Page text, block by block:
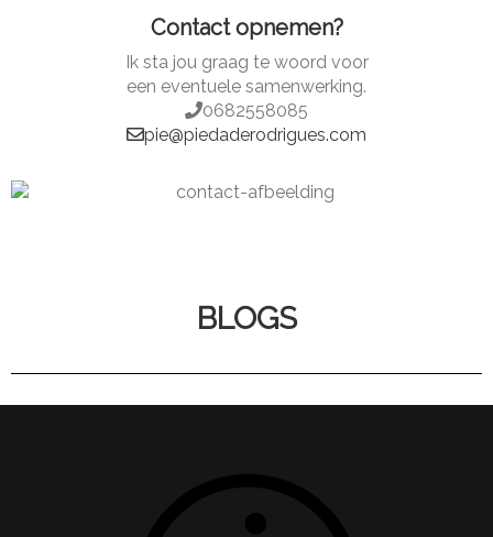
Contact opnemen?
Ik sta jou graag te woord voor
een eventuele samenwerking.
0682558085
pie@piedaderodrigues.com
BLOGS